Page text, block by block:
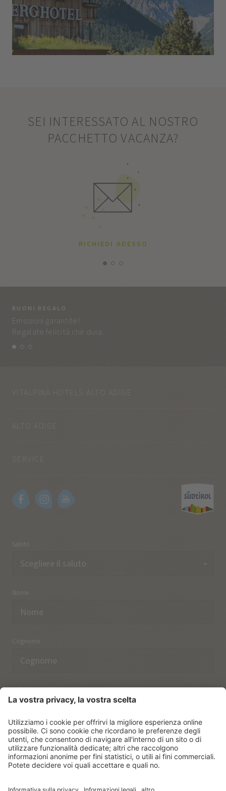
SEI INTERESSATO AL NOSTRO
PACCHETTO VACANZA?
RICHIEDI ADESSO
BUONI REGALO
Emozioni garantite!
Regalate felicità che dura.
VITALPINA HOTELS ALTO ADIGE
ALTO ADIGE
Saluto
Nome
Cognome
Indirizzo email
Ho preso nota delle norme sulla protezione dei dati.